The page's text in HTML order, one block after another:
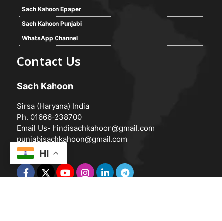
Sach Kahoon Epaper
Sach Kahoon Punjabi
WhatsApp Channel
Contact Us
Sach Kahoon
Sirsa (Haryana) India
Ph. 01666-238700
Email Us- hindisachkahoon@gmail.com
punjabisachkahoon@gmail.com
HI